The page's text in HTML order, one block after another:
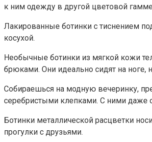
к ним одежду в другой цветовой
Лакированные ботинки с тиснением
косухой.
Необычные ботинки из мягкой кожи
брюками. Они идеально сидят на ноге,
Собираешься на модную вечеринку,
серебристыми клепками. С ними даже
Ботинки металлической расцветки
прогулки с друзьями.